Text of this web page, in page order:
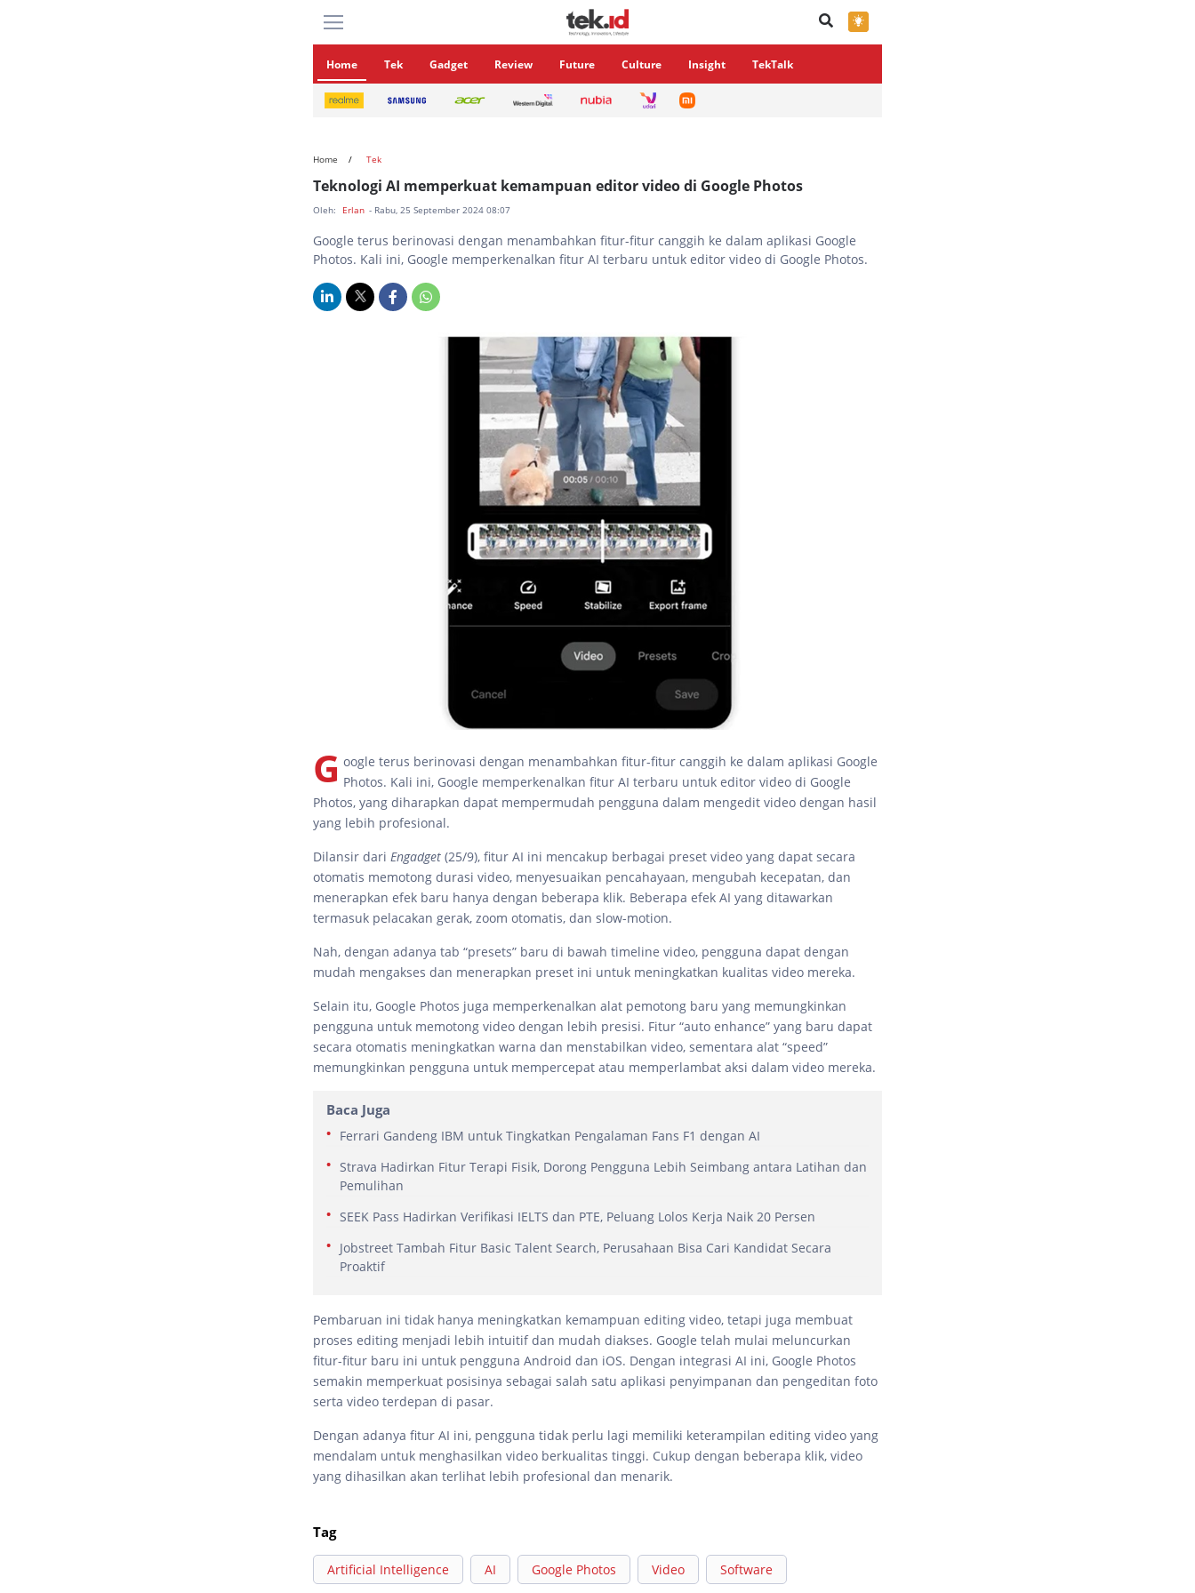
×
Home Tek Gadget Review Future Culture Insight TekTalk
Home Tek
Teknologi AI memperkuat kemampuan editor video di Google Photos
Oleh: Erlan - Rabu, 25 September 2024 08:07
Google terus berinovasi dengan menambahkan fitur-fitur canggih ke dalam aplikasi Google
Photos. Kali ini, Google memperkenalkan fitur AI terbaru untuk editor video di Google Photos.
G oogle terus berinovasi dengan menambahkan fitur-fitur canggih ke dalam aplikasi Google
Photos. Kali ini, Google memperkenalkan fitur AI terbaru untuk editor video di Google
Photos, yang diharapkan dapat mempermudah pengguna dalam mengedit video dengan hasil
yang lebih profesional.
Dilansir dari Engadget (25/9), fitur AI ini mencakup berbagai preset video yang dapat secara
otomatis memotong durasi video, menyesuaikan pencahayaan, mengubah kecepatan, dan
menerapkan efek baru hanya dengan beberapa klik. Beberapa efek AI yang ditawarkan
termasuk pelacakan gerak, zoom otomatis, dan slow-motion.
Nah, dengan adanya tab “presets” baru di bawah timeline video, pengguna dapat dengan
mudah mengakses dan menerapkan preset ini untuk meningkatkan kualitas video mereka.
Selain itu, Google Photos juga memperkenalkan alat pemotong baru yang memungkinkan
pengguna untuk memotong video dengan lebih presisi. Fitur “auto enhance” yang baru dapat
secara otomatis meningkatkan warna dan menstabilkan video, sementara alat “speed”
memungkinkan pengguna untuk mempercepat atau memperlambat aksi dalam video mereka.
Baca Juga
Ferrari Gandeng IBM untuk Tingkatkan Pengalaman Fans F1 dengan AI
Strava Hadirkan Fitur Terapi Fisik, Dorong Pengguna Lebih Seimbang antara Latihan dan
Pemulihan
SEEK Pass Hadirkan Verifikasi IELTS dan PTE, Peluang Lolos Kerja Naik 20 Persen
Jobstreet Tambah Fitur Basic Talent Search, Perusahaan Bisa Cari Kandidat Secara
Proaktif
Pembaruan ini tidak hanya meningkatkan kemampuan editing video, tetapi juga membuat
proses editing menjadi lebih intuitif dan mudah diakses. Google telah mulai meluncurkan
fitur-fitur baru ini untuk pengguna Android dan iOS. Dengan integrasi AI ini, Google Photos
semakin memperkuat posisinya sebagai salah satu aplikasi penyimpanan dan pengeditan foto
serta video terdepan di pasar.
Dengan adanya fitur AI ini, pengguna tidak perlu lagi memiliki keterampilan editing video yang
mendalam untuk menghasilkan video berkualitas tinggi. Cukup dengan beberapa klik, video
yang dihasilkan akan terlihat lebih profesional dan menarik.
Tag
Artificial Intelligence AI Google Photos Video Software